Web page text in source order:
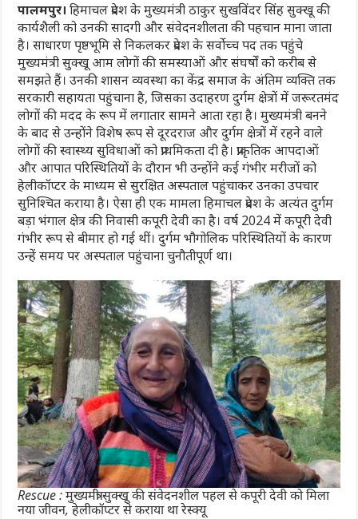
पालमपुर। हिमाचल प्रदेश के मुख्यमंत्री ठाकुर सुखविंदर सिंह सुक्खू की
कार्यशैली को उनकी सादगी और संवेदनशीलता की पहचान माना जाता
है। साधारण पृष्ठभूमि से निकलकर प्रदेश के सर्वोच्च पद तक पहुंचे
मुख्यमंत्री सुक्खू आम लोगों की समस्याओं और संघर्षों को करीब से
समझते हैं। उनकी शासन व्यवस्था का केंद्र समाज के अंतिम व्यक्ति तक
सरकारी सहायता पहुंचाना है, जिसका उदाहरण दुर्गम क्षेत्रों में जरूरतमंद
लोगों की मदद के रूप में लगातार सामने आता रहा है। मुख्यमंत्री बनने
के बाद से उन्होंने विशेष रूप से दूरदराज और दुर्गम क्षेत्रों में रहने वाले
लोगों की स्वास्थ्य सुविधाओं को प्राथमिकता दी है। प्राकृतिक आपदाओं
और आपात परिस्थितियों के दौरान भी उन्होंने कई गंभीर मरीजों को
हेलीकॉप्टर के माध्यम से सुरक्षित अस्पताल पहुंचाकर उनका उपचार
सुनिश्चित कराया है। ऐसा ही एक मामला हिमाचल प्रदेश के अत्यंत दुर्गम
बड़ा भंगाल क्षेत्र की निवासी कपूरी देवी का है। वर्ष 2024 में कपूरी देवी
गंभीर रूप से बीमार हो गई थीं। दुर्गम भौगोलिक परिस्थितियों के कारण
उन्हें समय पर अस्पताल पहुंचाना चुनौतीपूर्ण था।
Rescue : मुख्यमंत्री सुक्खू की संवेदनशील पहल से कपूरी देवी को मिला
नया जीवन, हेलीकॉप्टर से कराया था रेस्क्यू